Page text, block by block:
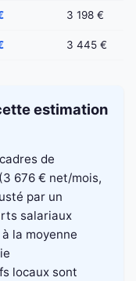
3 198 €
3 445 €
estimation
de
676 € net/mois,
par un
salariaux
la moyenne
locaux sont